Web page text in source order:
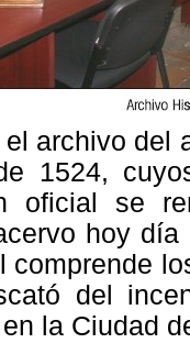
archivo del
1524,
oficial se
hoy
comprende
del
la Ciudad